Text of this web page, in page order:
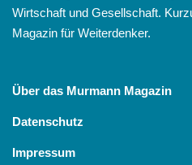
Wirtschaft und Gesellschaft.
Magazin für Weiterdenker.
Über das Murmann Magazin
Datenschutz
Impressum